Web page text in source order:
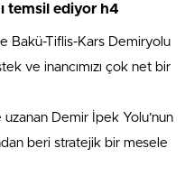
temsil ediyor h4
Bakü-Tiflis-Kars Demiryolu
ve inancımızı çok net bir
uzanan Demir İpek Yolu’nun
beri stratejik bir mesele